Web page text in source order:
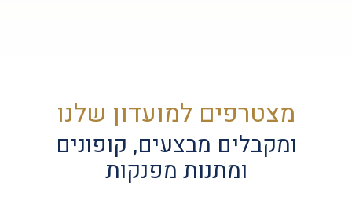
מצטרפים למועדון שלנו
ומקבלים מבצעים, קופונים
ומתנות מפנקות